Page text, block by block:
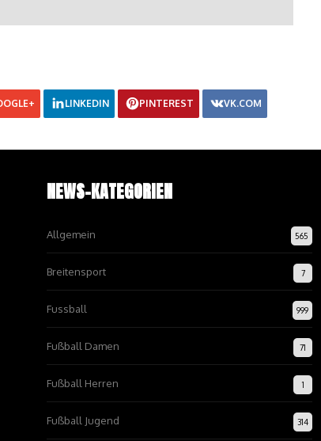
LINKEDIN PINTEREST VK.COM
NEWS-KATEGORIEN
Allgemein 565
Breitensport 7
Fussball 999
Fußball Damen 71
Fußball Herren 1
Fußball Jugend 314